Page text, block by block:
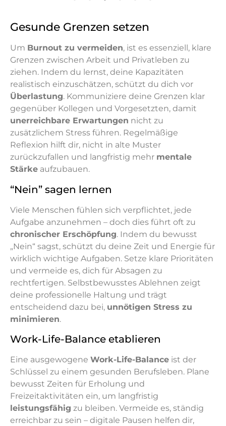
Gesunde Grenzen setzen
Um Burnout zu vermeiden, ist es essenziell, klare
Grenzen zwischen Arbeit und Privatleben zu
ziehen. Indem du lernst, deine Kapazitäten
realistisch einzuschätzen, schützt du dich vor
Überlastung. Kommuniziere deine Grenzen klar
gegenüber Kollegen und Vorgesetzten, damit
unerreichbare Erwartungen nicht zu
zusätzlichem Stress führen. Regelmäßige
Reflexion hilft dir, nicht in alte Muster
zurückzufallen und langfristig mehr mentale
Stärke aufzubauen.
“Nein” sagen lernen
Viele Menschen fühlen sich verpflichtet, jede
Aufgabe anzunehmen – doch dies führt oft zu
chronischer Erschöpfung. Indem du bewusst
„Nein“ sagst, schützt du deine Zeit und Energie für
wirklich wichtige Aufgaben. Setze klare Prioritäten
und vermeide es, dich für Absagen zu
rechtfertigen. Selbstbewusstes Ablehnen zeigt
deine professionelle Haltung und trägt
entscheidend dazu bei, unnötigen Stress zu
minimieren.
Work-Life-Balance etablieren
Eine ausgewogene Work-Life-Balance ist der
Schlüssel zu einem gesunden Berufsleben. Plane
bewusst Zeiten für Erholung und
Freizeitaktivitäten ein, um langfristig
leistungsfähig zu bleiben. Vermeide es, ständig
erreichbar zu sein – digitale Pausen helfen dir,